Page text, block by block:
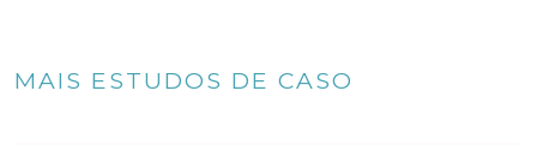
MAIS ESTUDOS DE CASO